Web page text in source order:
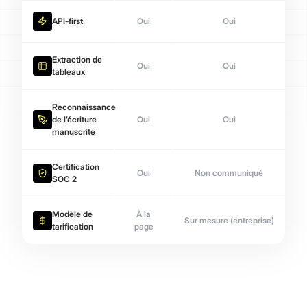
API-first Oui Oui
Extraction de
tableaux
Oui Oui
Reconnaissance
de l’écriture
manuscrite
Oui Oui
Certification
SOC 2
Oui Non communiqué
Modèle de
tarification
À la
page
Sur mesure (entreprise)